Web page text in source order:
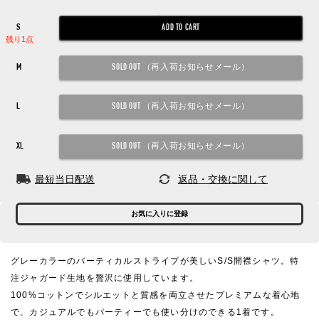
S
残り1点
M
L
XL
最短当日配送 返品・交換に関して
お気に入りに登録
グレーカラーのバーティカルストライプが美しいS/S開襟シャツ。特
注ジャガード生地を贅沢に使用しています。
100%コットンでシルエットと質感を両立させたプレミアムな着心地
で、カジュアルでもパーティーでも使い分けのできる1着です。